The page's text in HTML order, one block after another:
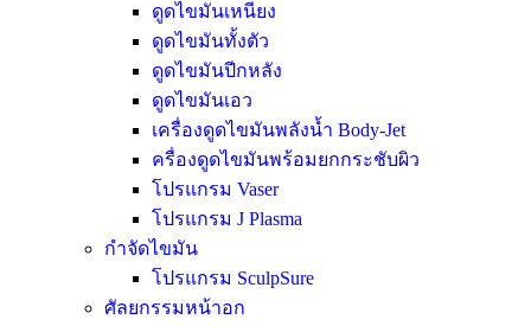
ดูดไขมันเหนียง
ดูดไขมันทั้งตัว
ดูดไขมันปีกหลัง
ดูดไขมันเอว
เครื่องดูดไขมันพลังน้ำ Body-Jet
ครื่องดูดไขมันพร้อมยกกระชับผิว
โปรแกรม Vaser
โปรแกรม J Plasma
กำจัดไขมัน
โปรแกรม SculpSure
ศัลยกรรมหน้าอก